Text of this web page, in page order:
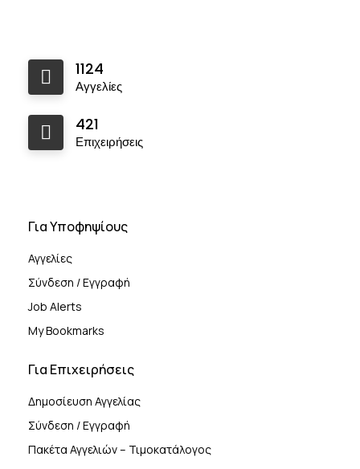
1124
Αγγελίες
421
Επιχειρήσεις
Για Υποφηψίους
Αγγελίες
Σύνδεση / Εγγραφή
Job Alerts
My Bookmarks
Για Επιχειρήσεις
Δημοσίευση Αγγελίας
Σύνδεση / Εγγραφή
Πακέτα Αγγελιών – Τιμοκατάλογος